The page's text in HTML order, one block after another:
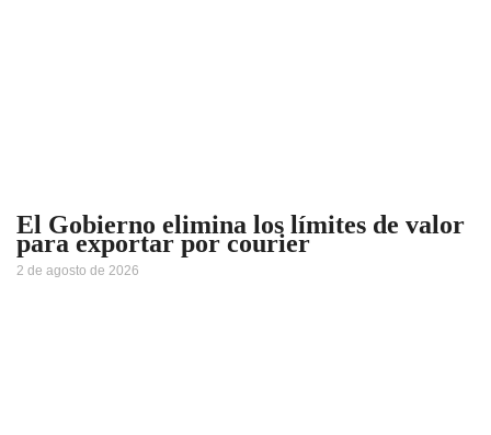
El Gobierno elimina los límites de valor
para exportar por courier
2 de agosto de 2026